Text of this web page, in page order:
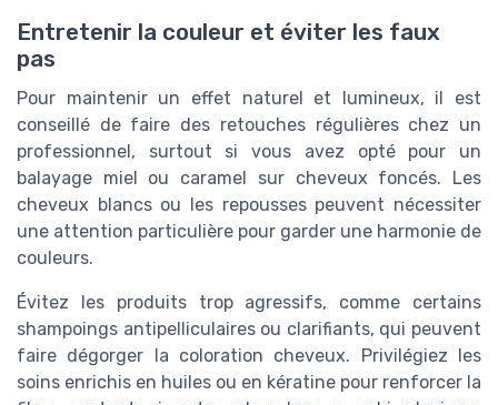
Entretenir la couleur et éviter les faux
pas
Pour maintenir un effet naturel et lumineux, il est
conseillé de faire des retouches régulières chez un
professionnel, surtout si vous avez opté pour un
balayage miel ou caramel sur cheveux foncés. Les
cheveux blancs ou les repousses peuvent nécessiter
une attention particulière pour garder une harmonie de
couleurs.
Évitez les produits trop agressifs, comme certains
shampoings antipelliculaires ou clarifiants, qui peuvent
faire dégorger la coloration cheveux. Privilégiez les
soins enrichis en huiles ou en kératine pour renforcer la